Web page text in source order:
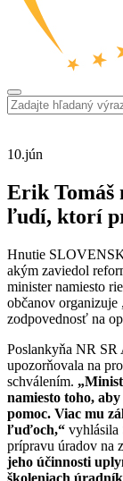
10.jún
Erik Tomáš
ľudí, ktorí
Hnutie
akým zaviedol
minister namiesto
občanov organizuje
zodpovednosť na
Poslankyňa NR SR
upozorňovala na
schválením.
namiesto toho,
pomoc. Viac mu
ľuďoch,“ vyhlásila
prípravu úradov na
jeho účinnosti
školeniach